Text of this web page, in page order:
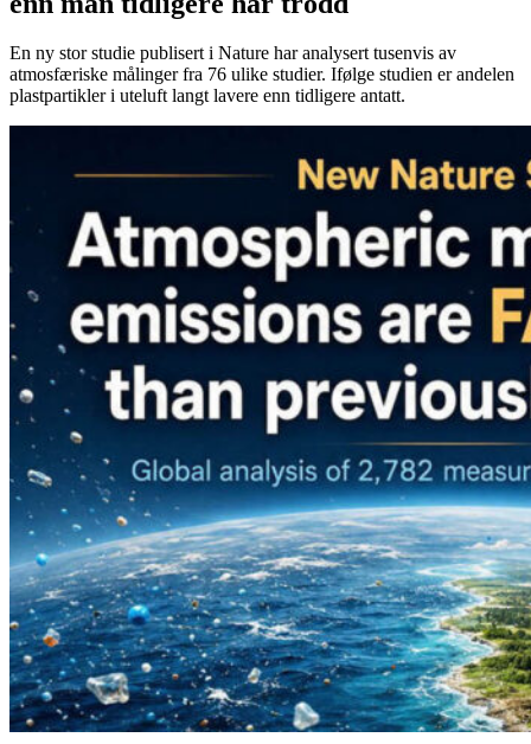
En ny stor studie publisert i Nature har analysert tusenvis av
atmosfæriske målinger fra 76 ulike studier. Ifølge studien er andelen
plastpartikler i uteluft langt lavere enn tidligere antatt.